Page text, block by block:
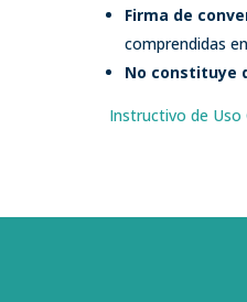
Firma de
comprendidas
No constituye
Instructivo de